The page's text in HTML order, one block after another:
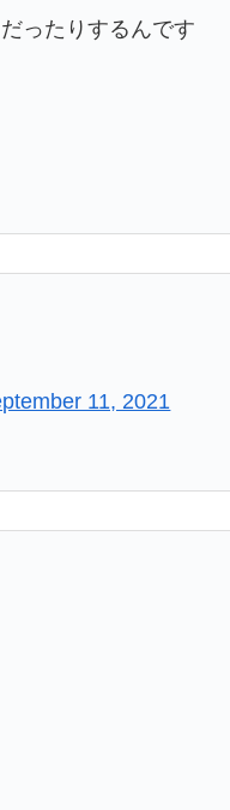
ったりするんです
11, 2021